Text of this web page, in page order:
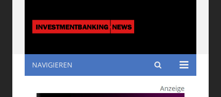
Investmentbanking
NAVIGIEREN